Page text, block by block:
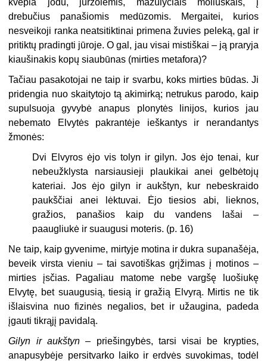
drebučius panašiomis medūzomis. Mergaitei, kurios
nesveikoji ranka neatsitiktinai primena žuvies peleką, gal ir
pritiktų pradingti jūroje. O gal, jau visai mistiškai – ją praryja
kiaušinakis kopų siaubūnas (mirties metafora)?
Tačiau pasakotojai ne taip ir svarbu, koks mirties būdas. Ji
pridengia nuo skaitytojo tą akimirką; netrukus parodo, kaip
supulsuoja gyvybė anapus plonytės linijos, kurios jau
nebemato Elvytės pakrantėje ieškantys ir nerandantys
žmonės:
Dvi Elvyros ėjo vis tolyn ir gilyn. Jos ėjo tenai, kur
nebeužklysta narsiausieji plaukikai anei gelbėtojų
kateriai. Jos ėjo gilyn ir aukštyn, kur nebeskraido
paukščiai anei lėktuvai. Ėjo tiesios abi, lieknos,
gražios, panašios kaip du vandens lašai –
paaugliukė ir suaugusi moteris. (p. 16)
Ne taip, kaip gyvenime, mirtyje motina ir dukra supanašėja,
beveik virsta vieniu – tai savotiškas grįžimas į motinos –
mirties įsčias. Pagaliau matome nebe vargšę luošiukę
Elvytę, bet suaugusią, tiesią ir gražią Elvyrą. Mirtis ne tik
išlaisvina nuo fizinės negalios, bet ir užaugina, padeda
įgauti tikrąjį pavidalą.
Gilyn ir aukštyn– priešingybės, tarsi visai be krypties,
anapusybėje persitvarko laiko ir erdvės suvokimas, todėl